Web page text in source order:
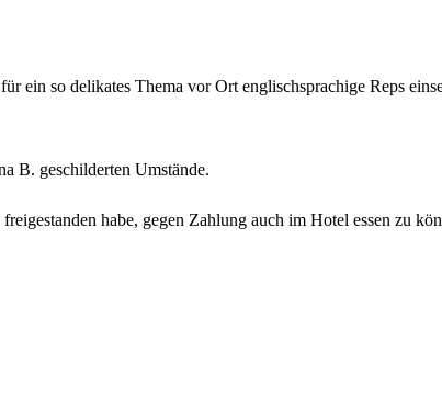
ein so delikates Thema vor Ort englischsprachige Reps
B. geschilderten Umstände.
habe, gegen Zahlung auch im Hotel essen zu